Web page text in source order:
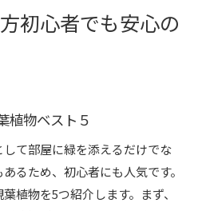
初心者でも安心の
植物ベスト５
て部屋に緑を添えるだけでな
るため、初心者にも人気です。
植物を5つ紹介します。まず、